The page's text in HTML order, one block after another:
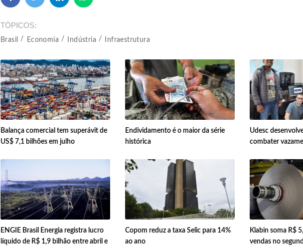
TÓPICOS
Brasil Economia Indústria Infraestrutura
Balança comercial tem superávit de
US$ 7,1 bilhões em julho
Endividamento é o maior da série
histórica
Udesc
combater
ENGIE Brasil Energia registra lucro
líquido de R$ 1,9 bilhão entre abril e
Copom reduz a taxa Selic para 14%
ao ano
Klabin soma R$
vendas no